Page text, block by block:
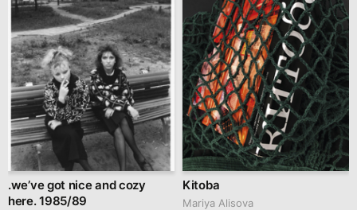
.we’ve got nice and cozy
here. 1985/89
Kitoba
Mariya Alisova